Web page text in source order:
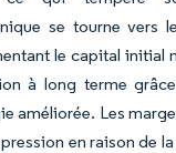
se tourne vers
le capital initial
à long terme
améliorée. Les
en raison de